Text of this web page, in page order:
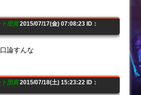
団員2015/07/17(金) 07:08:23 ID：
論すんな
団員2015/07/18(土) 15:23:22 ID：